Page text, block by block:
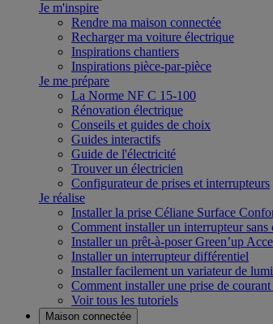
Je m'inspire
Rendre ma maison connectée
Recharger ma voiture électrique
Inspirations chantiers
Inspirations pièce-par-pièce
Je me prépare
La Norme NF C 15-100
Rénovation électrique
Conseils et guides de choix
Guides interactifs
Guide de l'électricité
Trouver un électricien
Configurateur de prises et interrupteurs
Je réalise
Installer la prise Céliane Surface
Comment installer un interrupteur sans
Installer un prêt-à-poser Green’up
Installer un interrupteur différentiel
Installer facilement un variateur de
Comment installer une prise de
Voir tous les tutoriels
Maison connectée